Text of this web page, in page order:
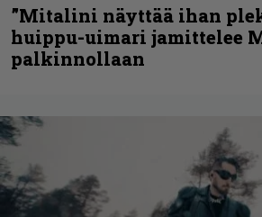
”Mitalini näyttää ihan
huippu-uimari jamittelee
palkinnollaan